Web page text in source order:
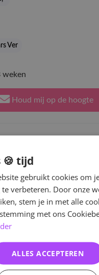
Ver
weken
Houd mij op de hoogte
binnen 2 werkdagen
🍪 tijd
gebruikt cookies om
verbeteren. Door onze
stem je in met alle
met ons
ALLES ACCEPTEREN